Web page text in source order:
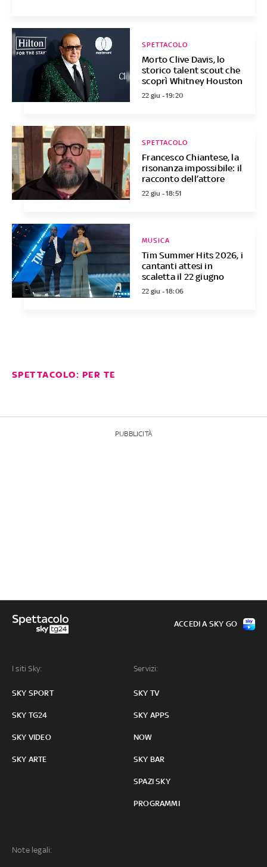
Morto Clive Davis, lo
storico talent scout che
scoprì Whitney Houston
SPETTACOLO
22 giu - 19:20
Francesco Chiantese, la
risonanza impossibile: il
racconto dell’attore
SPETTACOLO
22 giu - 18:51
Tim Summer Hits 2026, i
cantanti attesi in
scaletta il 22 giugno
MUSICA
22 giu - 18:06
SPETTACOLO: PER TE
PUBBLICITÀ
I siti Sky:
SKY SPORT
SKY TG24
SKY VIDEO
SKY ARTE
Servizi:
SKY TV
SKY APPS
NOW
SKY BAR
SPAZI SKY
PROGRAMMI
Note legali:
ACCEDI A SKY GO